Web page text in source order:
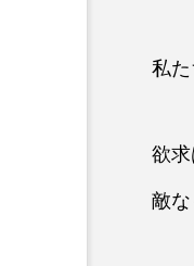
私
欲
敵な